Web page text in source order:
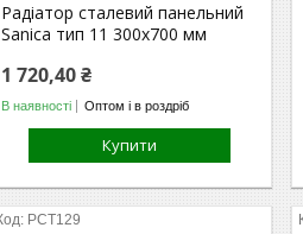
Радіатор сталевий панельний
Sanica тип 11 300х700 мм
1 720,40 ₴
В наявності Оптом і в роздріб
Купити
РСТ129